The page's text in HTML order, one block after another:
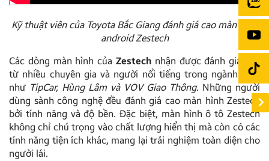
Kỹ thuật viên của Toyota Bắc Giang đánh giá cao màn hình
android Zestech
Các dòng màn hình của Zestech nhận được đánh giá cao
từ nhiều chuyên gia và người nổi tiếng trong ngành ô tô
như TipCar, Hùng Lâm và VOV Giao Thông. Những người
dùng sành công nghệ đều đánh giá cao màn hình Zestech
bởi tính năng và độ bền. Đặc biệt, màn hình ô tô Zestech
không chỉ chú trọng vào chất lượng hiển thị mà còn có các
tính năng tiện ích khác, mang lại trải nghiệm toàn diện cho
người lái.